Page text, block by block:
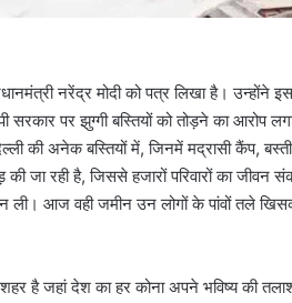
नरेंद्र मोदी को पत्र लिखा है। उन्होंने
पर झुग्गी बस्तियों को तोड़ने का आरोप
की अनेक बस्तियों में, जिनमें मद्रासी कैंप,
की जा रही है, जिससे हजारों परिवारों का
आज वही जमीन उन लोगों के पांवों तले
है जहां देश का हर कोना अपने भविष्य की